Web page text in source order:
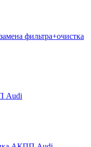
фильтра+очистка
Audi